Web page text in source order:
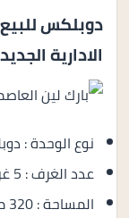
دوبلكس
الادارية
نوع الوحدة :
عدد الغرف : 5 غرف نوم.
المساحة : 320 متر مربع.